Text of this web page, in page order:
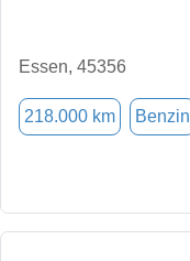
Essen, 45356
218.000 km Benzin